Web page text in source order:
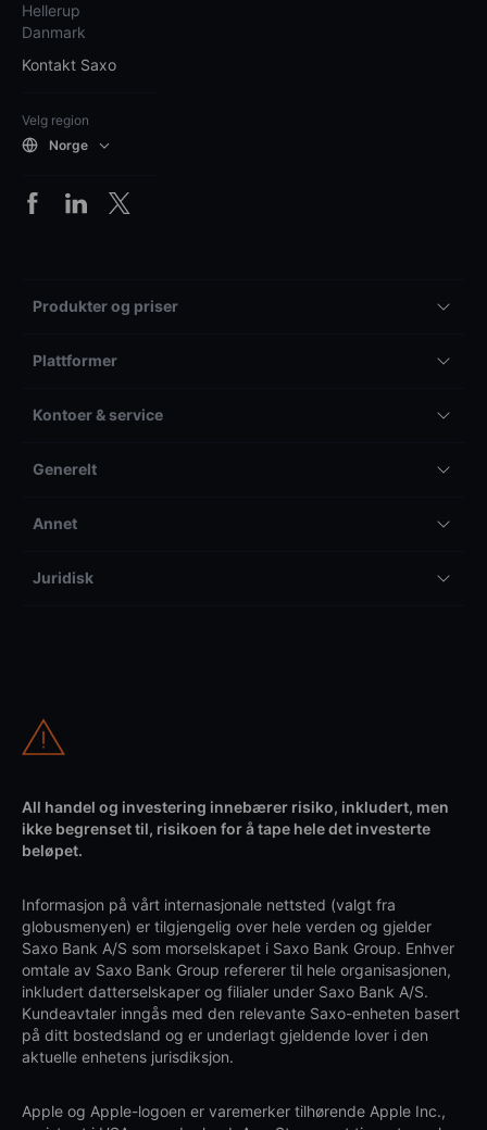
Hellerup
Danmark
Kontakt Saxo
Velg region
Norge
Produkter og priser
Plattformer
Kontoer & service
Generelt
Annet
Juridisk
All handel og investering innebærer risiko, inkludert, men
ikke begrenset til, risikoen for å tape hele det investerte
beløpet.
Informasjon på vårt internasjonale nettsted (valgt fra
globusmenyen) er tilgjengelig over hele verden og gjelder
Saxo Bank A/S som morselskapet i Saxo Bank Group. Enhver
omtale av Saxo Bank Group refererer til hele organisasjonen,
inkludert datterselskaper og filialer under Saxo Bank A/S.
Kundeavtaler inngås med den relevante Saxo-enheten basert
på ditt bostedsland og er underlagt gjeldende lover i den
aktuelle enhetens jurisdiksjon.
Apple og Apple-logoen er varemerker tilhørende Apple Inc.,